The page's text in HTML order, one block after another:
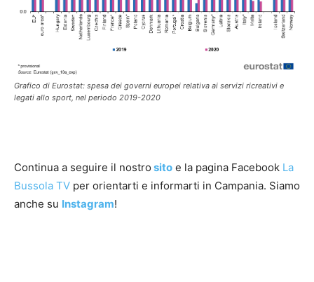
Grafico di Eurostat: spesa dei governi europei relativa ai servizi ricreativi e
legati allo sport, nel periodo 2019-2020
Continua a seguire il nostro sito e la pagina Facebook La
Bussola TV per orientarti e informarti in Campania. Siamo
anche su Instagram!